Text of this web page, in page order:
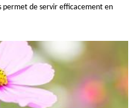
permet de servir efficacement en